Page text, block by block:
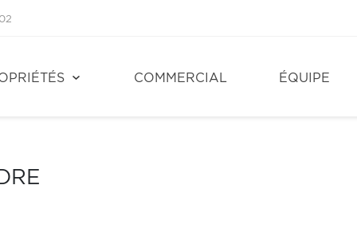
COMMERCIAL ÉQUIPE